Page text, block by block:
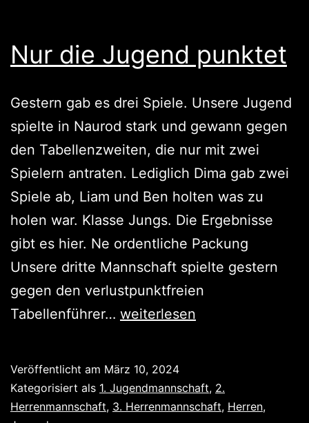
Nur die Jugend punktet
Gestern gab es drei Spiele. Unsere Jugend
spielte in Naurod stark und gewann gegen
den Tabellenzweiten, die nur mit zwei
Spielern antraten. Lediglich Dima gab zwei
Spiele ab, Liam und Ben holten was zu
holen war. Klasse Jungs. Die Ergebnisse
gibt es hier. Ne ordentliche Packung
Unsere dritte Mannschaft spielte gestern
gegen den verlustpunktfreien
Tabellenführer… Nur
punktet
weiterlesen
Veröffentlicht am März 10, 2024
Kategorisiert als 1. Jugendmannschaft, 2.
Herrenmannschaft, 3. Herrenmannschaft, Herren,